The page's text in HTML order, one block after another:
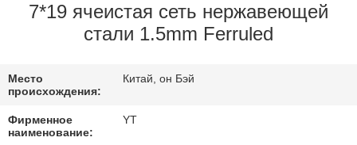
ПРОВЕРКА
СВЯЖИТЕСЬ
МЫ
7*19 ячеистая сеть нержавеющей
стали 1.5mm Ferruled
Место
происхождения:
Китай, он Бэй
Фирменное
наименование:
YT